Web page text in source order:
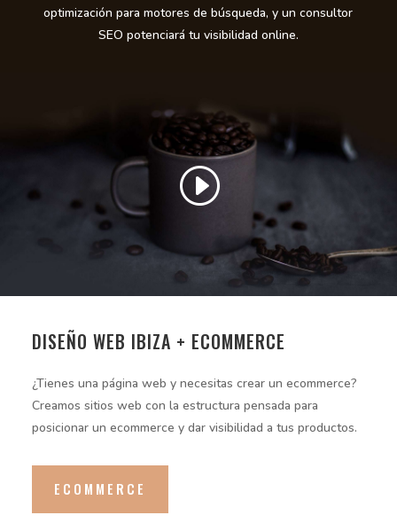
optimización para motores de búsqueda, y un consultor
SEO potenciará tu visibilidad online.
DISEÑO WEB IBIZA + ECOMMERCE
¿Tienes una página web y necesitas crear un ecommerce?
Creamos sitios web con la estructura pensada para
posicionar un ecommerce y dar visibilidad a tus productos.
ECOMMERCE